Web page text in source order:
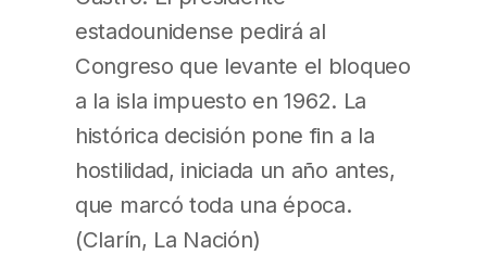
estadounidense pedirá al
Congreso que levante el bloqueo
a la isla impuesto en 1962. La
histórica decisión pone fin a la
hostilidad, iniciada un año antes,
que marcó toda una época.
(Clarín, La Nación)